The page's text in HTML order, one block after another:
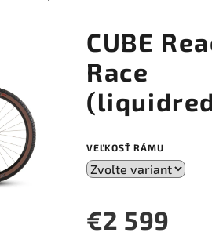
CUBE
Race
VEĽKOSŤ RÁMU
€2 599